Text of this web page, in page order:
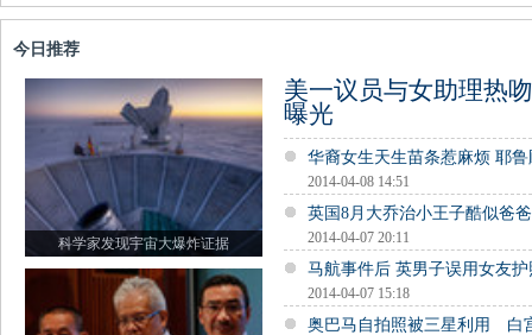
今日推荐
科学家发现宇宙大爆炸证据
美一议员与女助理热
曝光
华裔女生天生苗条惹麻烦 耶
2014-04-08 14:51
英国8月大乔治小王子酷似爸
2014-04-07 20:11
马航事件后 英男子误用女友
2014-04-07 15:18
奥巴马自拍照被三星利用 白